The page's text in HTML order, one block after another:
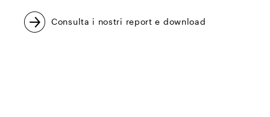
Consulta i nostri report e download